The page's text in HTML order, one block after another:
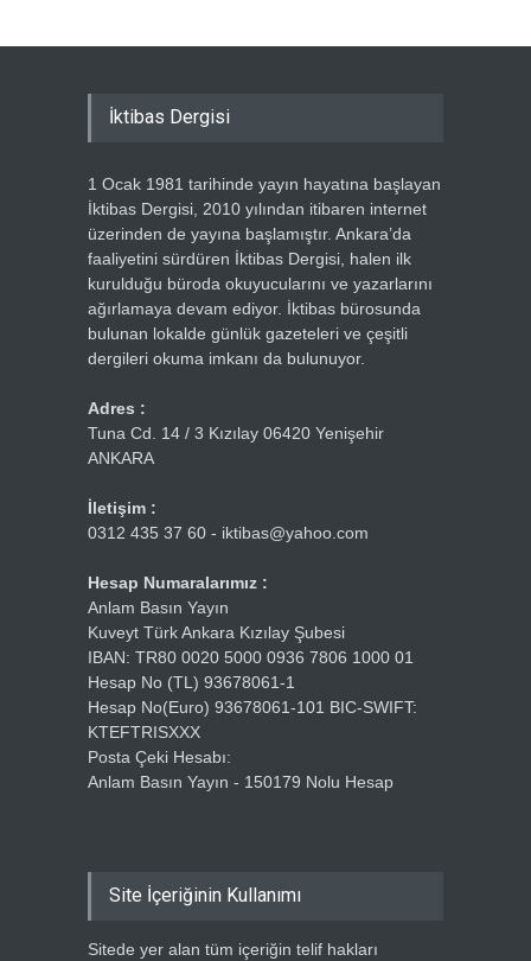
İktibas Dergisi
1 Ocak 1981 tarihinde yayın hayatına başlayan
İktibas Dergisi, 2010 yılından itibaren internet
üzerinden de yayına başlamıştır. Ankara’da
faaliyetini sürdüren İktibas Dergisi, halen ilk
kurulduğu büroda okuyucularını ve yazarlarını
ağırlamaya devam ediyor. İktibas bürosunda
bulunan lokalde günlük gazeteleri ve çeşitli
dergileri okuma imkanı da bulunuyor.
Adres :
Tuna Cd. 14 / 3 Kızılay 06420 Yenişehir
ANKARA
İletişim :
0312 435 37 60 - iktibas@yahoo.com
Hesap Numaralarımız :
Anlam Basın Yayın
Kuveyt Türk Ankara Kızılay Şubesi
IBAN: TR80 0020 5000 0936 7806 1000 01
Hesap No (TL) 93678061-1
Hesap No(Euro) 93678061-101 BIC-SWIFT:
KTEFTRISXXX
Posta Çeki Hesabı:
Anlam Basın Yayın - 150179 Nolu Hesap
Site İçeriğinin Kullanımı
Sitede yer alan tüm içeriğin telif hakları